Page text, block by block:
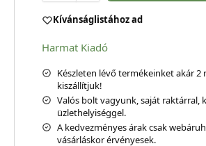
Kívánságlistához ad
Harmat Kiadó
Készleten lévő termékeinket akár 2
kiszállítjuk!
Valós bolt vagyunk, saját raktárral,
üzlethelyiséggel.
A kedvezményes árak csak
vásárláskor érvényesek.